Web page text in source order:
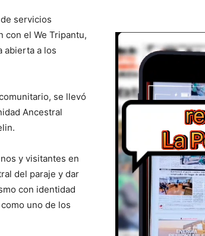
servicios
con el We Tripantu,
abierta a los
se llevó
Ancestral
y visitantes en
del paraje y dar
con identidad
uno de los